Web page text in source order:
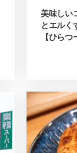
美味しい
とエルく
【ひらつ